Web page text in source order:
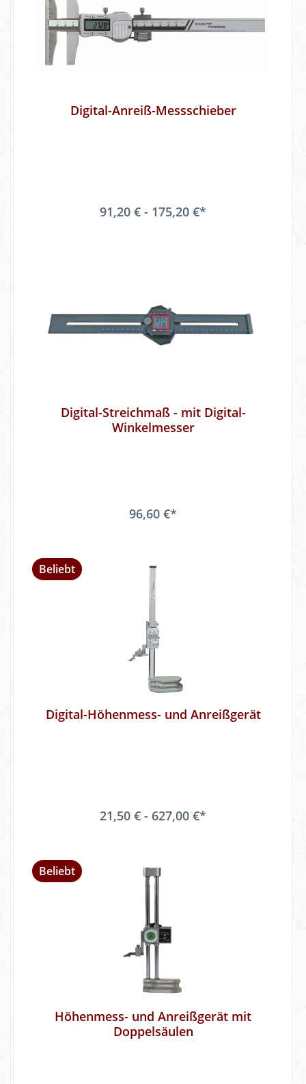
Digital-Anreiß-Messschieber
91,20 € - 175,20 €*
Digital-Streichmaß - mit Digital-
Winkelmesser
96,60 €*
Beliebt
Digital-Höhenmess- und Anreißgerät
21,50 € - 627,00 €*
Beliebt
Höhenmess- und Anreißgerät mit
Doppelsäulen